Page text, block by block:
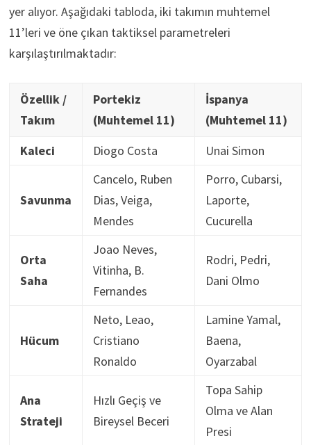
yer alıyor. Aşağıdaki tabloda, iki takımın muhtemel
11’leri ve öne çıkan taktiksel parametreleri
karşılaştırılmaktadır:
Özellik /
Takım
Portekiz
(Muhtemel 11)
İspanya
(Muhtemel 11)
Kaleci
Diogo Costa Unai Simon
Savunma
Cancelo, Ruben
Dias, Veiga,
Mendes
Porro, Cubarsi,
Laporte,
Cucurella
Orta
Saha
Joao Neves,
Vitinha, B.
Fernandes
Rodri, Pedri,
Dani Olmo
Hücum
Neto, Leao,
Cristiano
Ronaldo
Lamine Yamal,
Baena,
Oyarzabal
Ana
Strateji
Hızlı Geçiş ve
Bireysel Beceri
Topa Sahip
Olma ve Alan
Presi